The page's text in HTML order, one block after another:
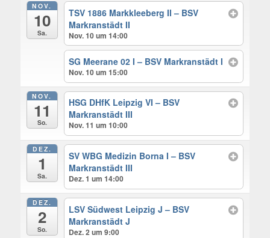
NOV.
10
Sa.
TSV 1886 Markkleeberg II – BSV
Markranstädt II
Nov. 10 um 14:00
SG Meerane 02 I – BSV Markranstädt I
Nov. 10 um 15:00
NOV.
11
So.
HSG DHfK Leipzig VI – BSV
Markranstädt III
Nov. 11 um 10:00
DEZ.
1
Sa.
SV WBG Medizin Borna I – BSV
Markranstädt III
Dez. 1 um 14:00
DEZ.
2
So.
LSV Südwest Leipzig J – BSV
Markranstädt J
Dez. 2 um 9:00